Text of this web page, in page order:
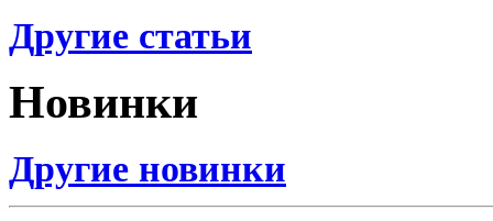
Другие статьи
Новинки
Другие новинки